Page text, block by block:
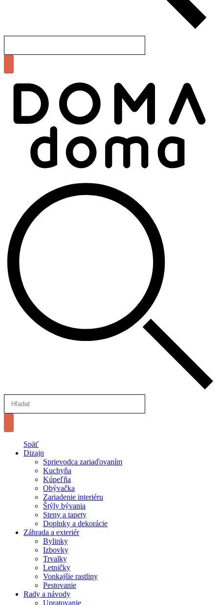
Späť
Dizajn
Sprievodca zariaďovaním
Kuchyňa
Kúpeľňa
Obývačka
Zariadenie interiéru
Štýly bývania
Steny a tapety
Doplnky a dekorácie
Záhrada a exteriér
Bylinky
Izbovky
Trvalky
Letničky
Vonkajšie rastliny
Pestovanie
Rady a návody
Upratovanie